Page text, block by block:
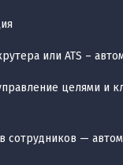
или ATS –
целями и
сотрудников —